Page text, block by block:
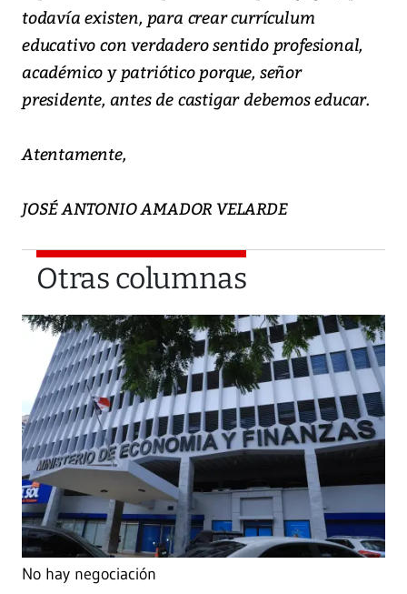
todavía existen, para crear currículum
educativo con verdadero sentido profesional,
académico y patriótico porque, señor
presidente, antes de castigar debemos educar.
Atentamente,
JOSÉ ANTONIO AMADOR VELARDE
Otras columnas
No hay negociación